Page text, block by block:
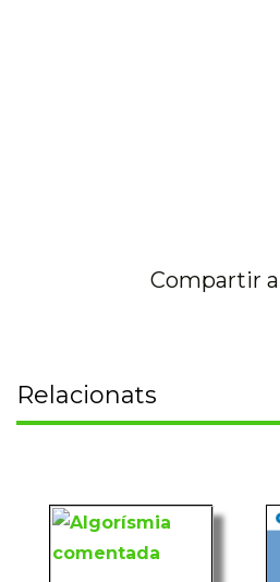
Compartir
Relacionats